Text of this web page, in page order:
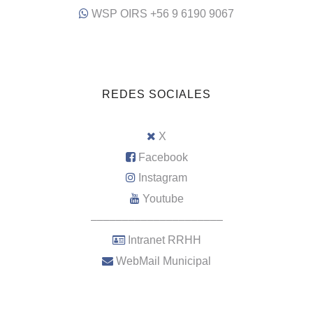
WSP OIRS +56 9 6190 9067
REDES SOCIALES
X
Facebook
Instagram
Youtube
–––––––––––––––––––––
Intranet RRHH
WebMail Municipal